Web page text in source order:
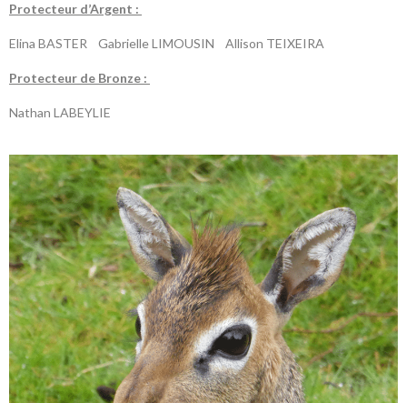
Protecteur d’Argent :
Elina BASTER Gabrielle LIMOUSIN Allison TEIXEIRA
Protecteur de Bronze :
Nathan LABEYLIE